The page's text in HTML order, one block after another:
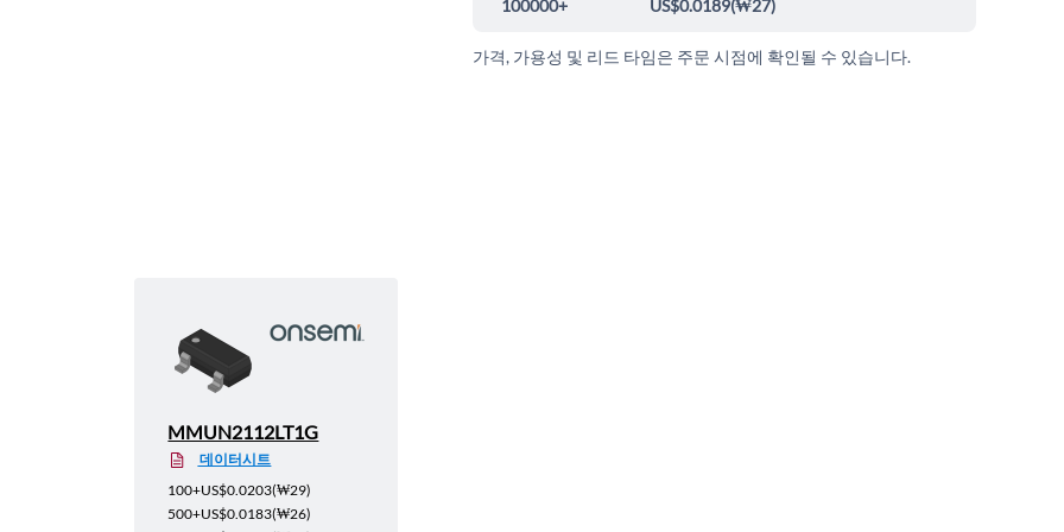
100000+ US$0.0189(₩27)
가격, 가용성 및 리드 타임은 주문 시점에 확인될 수 있습니다.
MMUN2112LT1G
데이터시트
100+US$0.0203(₩29)
500+US$0.0183(₩26)